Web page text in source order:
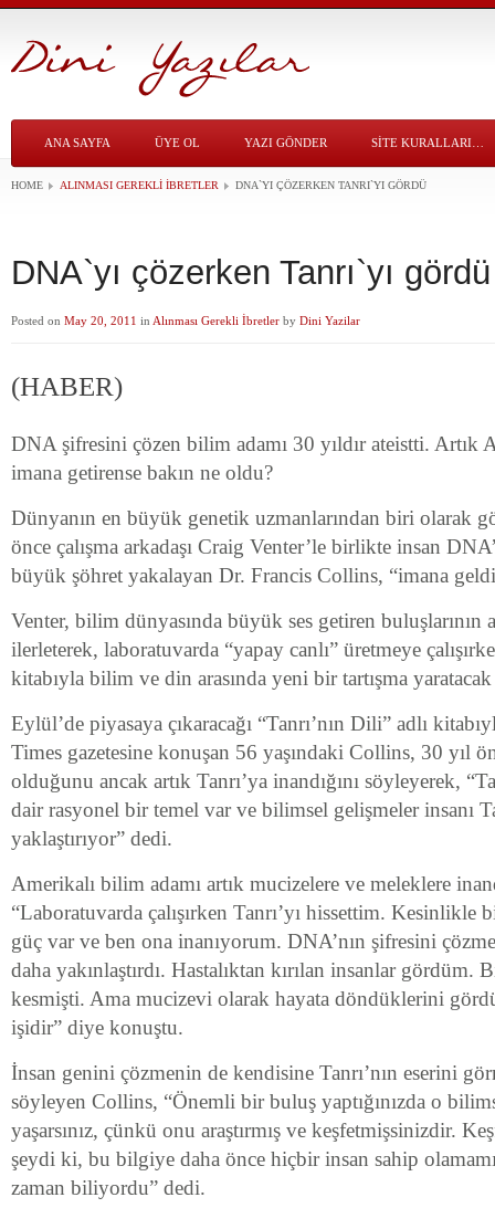
ANA SAYFA ÜYE OL YAZI GÖNDER SITE KURALLARI…
HOME ALINMASI GEREKLI İBRETLER DNA`YI ÇÖZERKEN TANRI`YI GÖRDÜ
DNA`yı çözerken Tanrı`yı gördü
Posted on May 20, 2011 in Alınması Gerekli İbretler by Dini Yazilar
(HABER)
DNA şifresini çözen bilim adamı 30 yıldır ateistti. Artık
imana getirense bakın ne oldu?
Dünyanın en büyük genetik uzmanlarından biri olarak
önce çalışma arkadaşı Craig Venter’le birlikte insan
büyük şöhret yakalayan Dr. Francis Collins, “imana
Venter, bilim dünyasında büyük ses getiren buluşlarının
ilerleterek, laboratuvarda “yapay canlı” üretmeye
kitabıyla bilim ve din arasında yeni bir tartışma
Eylül’de piyasaya çıkaracağı “Tanrı’nın Dili” adlı
Times gazetesine konuşan 56 yaşındaki Collins, 30 yıl
olduğunu ancak artık Tanrı’ya inandığını söyleyerek,
dair rasyonel bir temel var ve bilimsel gelişmeler insanı
yaklaştırıyor” dedi.
Amerikalı bilim adamı artık mucizelere ve meleklere
“Laboratuvarda çalışırken Tanrı’yı hissettim. Kesinlikle
güç var ve ben ona inanıyorum. DNA’nın şifresini
daha yakınlaştırdı. Hastalıktan kırılan insanlar
kesmişti. Ama mucizevi olarak hayata döndüklerini
işidir” diye konuştu.
İnsan genini çözmenin de kendisine Tanrı’nın eserini
söyleyen Collins, “Önemli bir buluş yaptığınızda o
yaşarsınız, çünkü onu araştırmış ve keşfetmişsinizdir.
şeydi ki, bu bilgiye daha önce hiçbir insan sahip
zaman biliyordu” dedi.